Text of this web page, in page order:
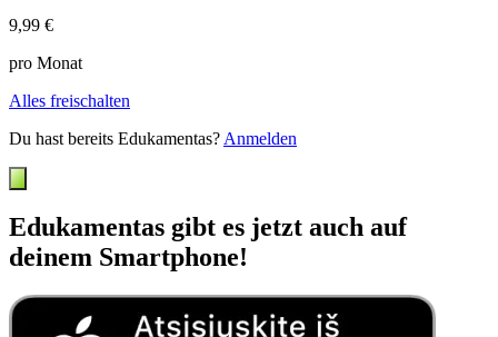
9,99 €
pro Monat
Alles freischalten
Du hast bereits Edukamentas? Anmelden
Edukamentas gibt es jetzt auch auf
deinem Smartphone!